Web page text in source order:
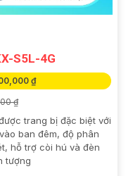
S5L-4G
₫
₫
trang bị đặc biệt với
ban đêm, độ phân
hỗ trợ còi hú và đèn
tượng